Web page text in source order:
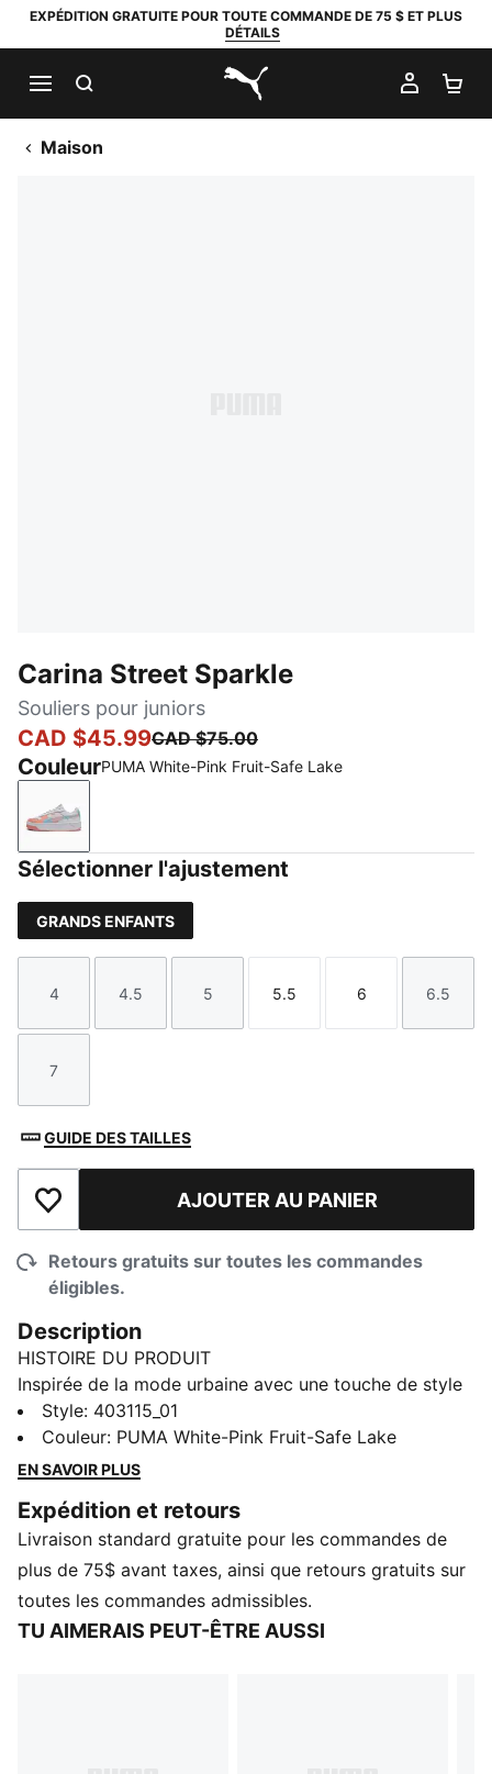
EXPÉDITION GRATUITE POUR TOUTE COMMANDE DE 75 $ ET PLUS
DÉTAILS
PUMA.com
MON
Maison
Carina Street Sparkle
Souliers pour juniors
CAD $45.99CAD $75.00
CouleurPUMA White-Pink Fruit-Safe Lake
PUMA White-Pink Fruit-Safe Lake
Sélectionner l'ajustement
GRANDS ENFANTS
Taille
4
Taille
4.5
Taille
5
Taille
5.5
Taille
6
Taille
6.5
Taille
7
GUIDE DES TAILLES
Ajouter à la liste de souhaits
AJOUTER AU PANIER
Retours gratuits sur toutes les commandes
éligibles.
Description
HISTOIRE DU PRODUIT
Inspirée de la mode urbaine avec une touche de style
de basketball, cette sneaker à plateforme apporte une
énergie audacieuse à chaque pas. Dotée d'une tige
entièrement en cuir, d'une empeigne perforée et d'une
remarquables. La semelle intérieure SOFTFOAM+ vous
permet de rester au frais, tandis que la bande PUMA
Formstrip emblématique ajoute cette touche finale
incomparable.
CARACTÉRISTIQUES ET AVANTAGES
Style: 403115_01
Couleur: PUMA White-Pink Fruit-Safe Lake
EN SAVOIR PLUS
Expédition et retours
Livraison standard gratuite pour les commandes de
plus de 75$ avant taxes, ainsi que retours gratuits sur
toutes les commandes admissibles.
TU AIMERAIS PEUT-ÊTRE AUSSI